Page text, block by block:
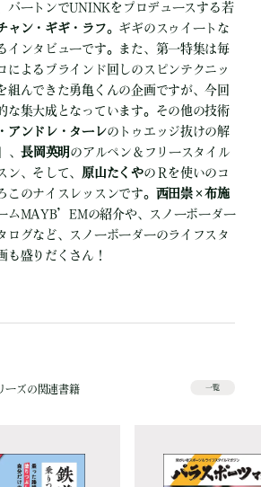
バートンでUNINKをプロデュースする若
ャン・ギギ・ラフ。ギギのスゥイートな
インタビューです。また、第一特集は毎
によるブラインド回しのスピンテクニッ
組んできた勇亀くんの企画ですが、今回
な集大成となっています。その他の技術
アンドレ・ターレのトゥエッジ抜けの解
、長岡英明 のアルペン＆フリースタイル
ン、そして、 原山たくやのＲを使いのコ
このナイスレッスンです。
西田崇×布施
ムMAYB’EMの紹介や、スノーボーダー
ログなど、スノーボーダーのライフスタ
も盛りだくさん！
ーズの関連書籍 一覧